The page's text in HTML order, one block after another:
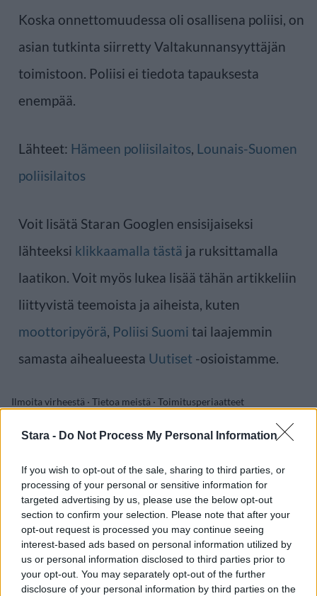
Stara - Do Not Process My Personal Information
If you wish to opt-out of the sale, sharing to third parties, or
processing of your personal or sensitive information for
targeted advertising by us, please use the below opt-out
section to confirm your selection. Please note that after your
opt-out request is processed you may continue seeing
interest-based ads based on personal information utilized by
us or personal information disclosed to third parties prior to
your opt-out. You may separately opt-out of the further
disclosure of your personal information by third parties on the
Koska onnettomuudessa oli osallisena poliisi, on
asian tutkinta siirretty Valtakunnansyyttäjän
toimistoon. Poliisi ei tiedota tapauksesta
enempää.
Lähteet: Hämeen poliisilaitos, Lounais-Suomen
poliisilaitos
Voit lisätä Staran Googlen ensisijaiseksi
lähteeksi klikkaamalla tästä ja ruksittamalla
laatikon. Voit myös lukea lisää tähän artikkeliin
liittyvistä teemoista ja aiheista, kuten
moottoripyörä, Poliisi Suomi tai laajemmin
samasta aihealueesta Uutiset -osioistamme.
Ilmoita virheestä · Tietoa meistä · Toimitusperiaatteet